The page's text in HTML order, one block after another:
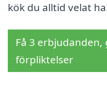
kök du alltid velat
Få 3
förpliktelser